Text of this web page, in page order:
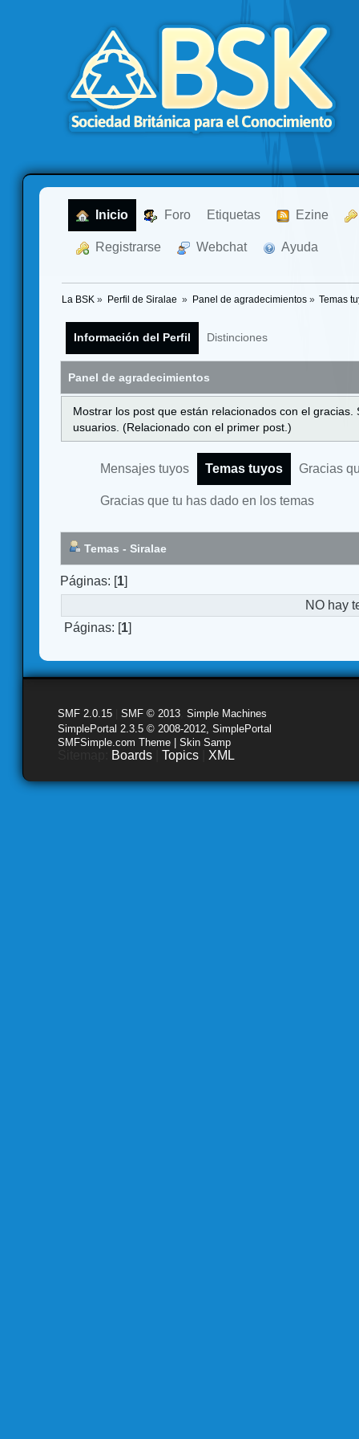
Inicio Foro Etiquetas Ezine
Registrarse Webchat Ayuda
La BSK » Perfil de Siralae » Panel de agradecimientos» Temas
Información del Perfil Distinciones
Panel de agradecimientos
Mostrar los post que están relacionados con el
usuarios. (Relacionado con el primer post.)
Mensajes tuyos Temas tuyos Gracias
Gracias que tu has dado en los temas
Temas - Siralae
Páginas: [1]
NO hay
Páginas: [1]
SMF 2.0.15 SMF © 2013 Simple Machines
SimplePortal 2.3.5 © 2008-2012, SimplePortal
SMFSimple.com Theme | Skin Samp
Boards Topics XML